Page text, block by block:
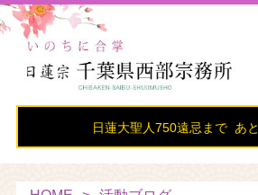
日蓮大聖人750遠忌まで あと